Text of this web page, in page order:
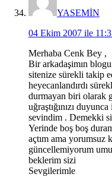
YASEMİN
04 Ekim 2007 ile
Merhaba Cenk Bey ,
Bir arkadaşimın
sitenize sürekli takip
heyecanlandırdı
durmayan biri olarak
uğraştığınızı
sevindim . Demekki
Yerinde boş boş
açtım ama yorumsuz
güncellemiyorum
beklerim sizi
Sevgilerimle